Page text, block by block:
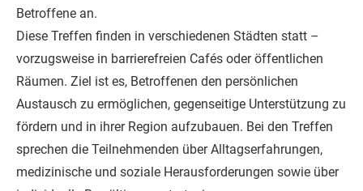
Betroffene an.
Diese Treffen finden in verschiedenen Städten statt –
vorzugsweise in barrierefreien Cafés oder öffentlichen
Räumen. Ziel ist es, Betroffenen den persönlichen
Austausch zu ermöglichen, gegenseitige Unterstützung zu
fördern und in ihrer Region aufzubauen. Bei den Treffen
sprechen die Teilnehmenden über Alltagserfahrungen,
medizinische und soziale Herausforderungen sowie über